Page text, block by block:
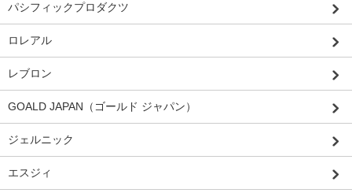
パシフィックプロダクツ
ロレアル
レブロン
GOALD JAPAN（ゴールド ジャパン）
ジェルニック
エスジィ